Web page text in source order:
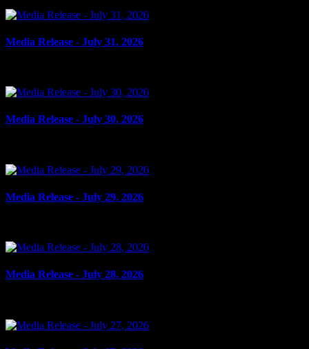
Media Release - July 31, 2026
Media Release - July 30, 2026
Media Release - July 29, 2026
Media Release - July 28, 2026